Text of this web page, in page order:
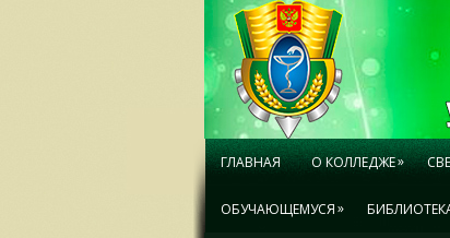
ГЛАВНАЯ О КОЛЛЕДЖЕ»
ОБУЧАЮЩЕМУСЯ»